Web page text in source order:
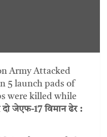
Army Attacked
5 launch pads of
were killed while
जेएफ-17 विमान ढेर :